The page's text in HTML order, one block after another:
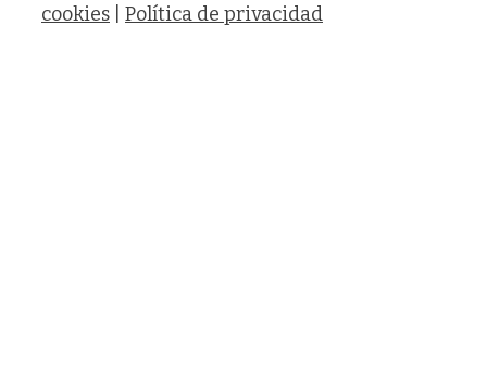
cookies
Política de privacidad